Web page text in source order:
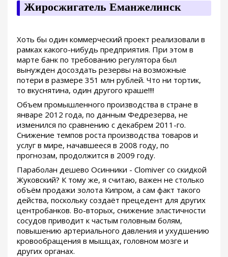
Жиросжигатель Еманжелинск
Хоть бы один коммерческий проект реализовали в
рамках какого-нибудь предприятия. При этом в
марте банк по требованию регулятора был
вынужден досоздать резервы на возможные
потери в размере 351 млн рублей. Что ни тортик,
то вкуснятина, один другого краше!!!!
Объем промышленного производства в стране в
январе 2012 года, по данным Федрезерва, не
изменился по сравнению с декабрем 2011-го.
Снижение темпов роста производства товаров и
услуг в мире, начавшееся в 2008 году, по
прогнозам, продолжится в 2009 году.
Параболан дешево Осинники - Clomiver со скидкой
Жуковский? К тому же, я считаю, важен не столько
объём продажи золота Кипром, а сам факт такого
действа, поскольку создаёт прецедент для других
центробанков. Во-вторых, снижение эластичности
сосудов приводит к частым головным болям,
повышению артериального давления и ухудшению
кровообращения в мышцах, головном мозге и
других органах.